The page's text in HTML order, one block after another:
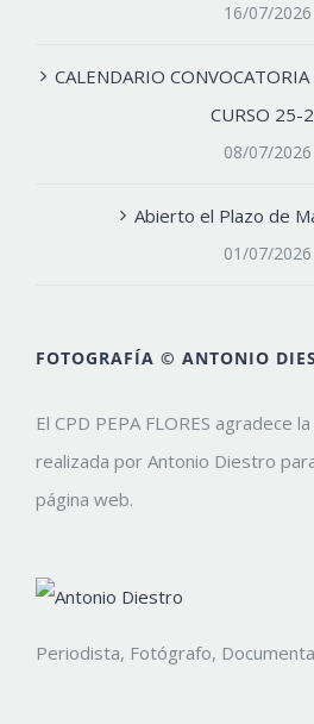
16/07/2026
CALENDARIO
CURSO 25-
08/07/2026
Abierto el Plazo de
01/07/2026
FOTOGRAFÍA © ANTONIO
El CPD PEPA FLORES agradece
realizada por Antonio Diestro
página web.
Periodista, Fotógrafo,